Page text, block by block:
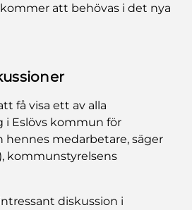
att behövas i det nya
få visa ett av alla
i Eslövs kommun för
hennes medarbetare, säger
kommunstyrelsens
diskussion i